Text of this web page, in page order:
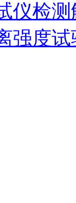
仪检
强度